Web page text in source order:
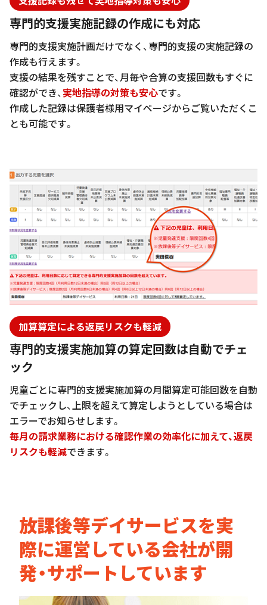
専門的支援実施記録の作成にも対応
専門的支援実施計画だけでなく、専門的支援の実施記録の
作成も行えます。
支援の結果を残すことで、月毎や合算の支援回数もすぐに
確認ができ、 実地指導の対策も安心です。
作成した記録は保護者様用マイページからご覧いただくこ
とも可能です。
加算算定による返戻リスクも軽減
専門的支援実施加算の算定回数は自動でチェ
ック
児童ごとに専門的支援実施加算の月間算定可能回数を自動
でチェックし、上限を超えて算定しようとしている場合は
エラーでお知らせします。
毎月の請求業務における確認作業の効率化に加えて、返戻
リスクも軽減できます。
放課後等デイサービスを実
際に運営している会社が開
発・サポートしています